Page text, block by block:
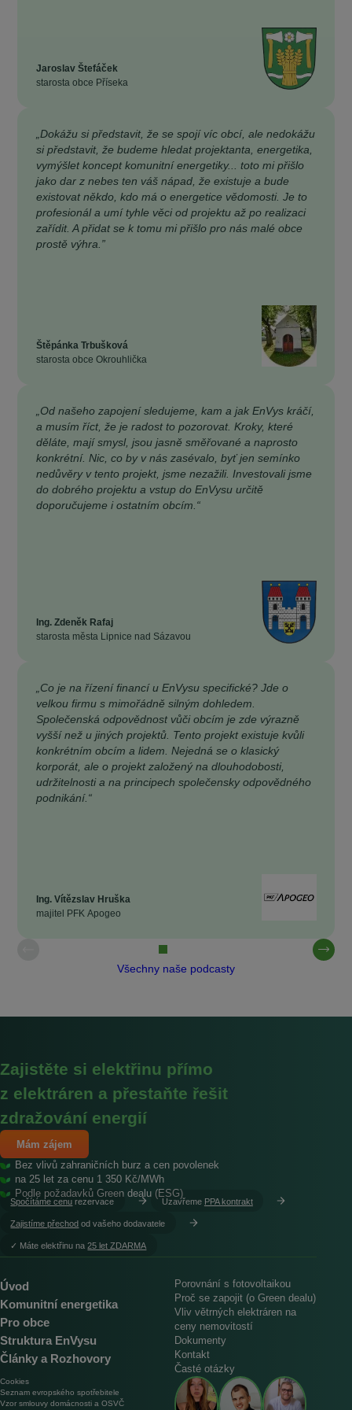
Jaroslav Štefáček
starosta obce Příseka
„Dokážu si představit, že se spojí víc obcí, ale nedokážu
si představit, že budeme hledat projektanta, energetika,
vymýšlet koncept komunitní energetiky... toto mi přišlo
jako dar z nebes ten váš nápad, že existuje a bude
existovat někdo, kdo má o energetice vědomosti. Je to
profesionál a umí tyhle věci od projektu až po realizaci
zařídit. A přidat se k tomu mi přišlo pro nás malé obce
prostě výhra.”
Štěpánka Trbušková
starosta obce Okrouhlička
„Od našeho zapojení sledujeme, kam a jak EnVys kráčí,
a musím říct, že je radost to pozorovat. Kroky, které
děláte, mají smysl, jsou jasně směřované a naprosto
konkrétní. Nic, co by v nás zasévalo, byť jen semínko
nedůvěry v tento projekt, jsme nezažili. Investovali jsme
do dobrého projektu a vstup do EnVysu určitě
doporučujeme i ostatním obcím.“
Ing. Zdeněk Rafaj
starosta města Lipnice nad Sázavou
„Co je na řízení financí u EnVysu specifické? Jde o
velkou firmu s mimořádně silným dohledem.
Společenská odpovědnost vůči obcím je zde výrazně
vyšší než u jiných projektů. Tento projekt existuje kvůli
konkrétním obcím a lidem. Nejedná se o klasický
korporát, ale o projekt založený na dlouhodobosti,
udržitelnosti a na principech společensky odpovědného
podnikání.“
Ing. Vítězslav Hruška
majitel PFK Apogeo
Všechny naše podcasty
Zajistěte si elektřinu přímo
z elektráren a přestaňte řešit
zdražování energií
Mám zájem
Bez vlivů zahraničních burz a cen povolenek
na 25 let za cenu 1 350 Kč/MWh
Podle požadavků Green dealu (ESG)
Spočítáme cenu rezervace Uzavřeme PPA kontrakt
Zajistíme přechod od vašeho dodavatele
︎✓ Máte elektřinu na25 let ZDARMA
Úvod
Komunitní energetika
Pro obce
Struktura EnVysu
Články a Rozhovory
Porovnání s fotovoltaikou
Proč se zapojit (o Green dealu)
Vliv větrných elektráren na
ceny nemovitostí
Dokumenty
Kontakt
Časté otázky
Cookies
Seznam evropského spotřebitele
Vzor smlouvy domácnosti a OSVČ